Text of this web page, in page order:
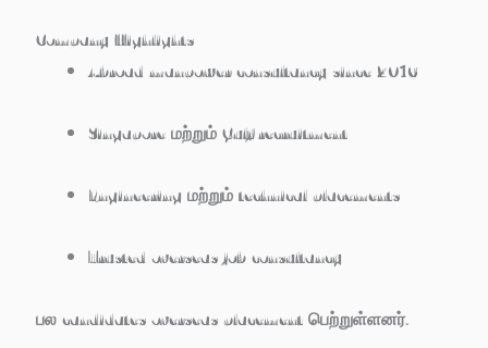
Company Highlights
Abroad manpower consultancy since 2016
Singapore மற்றும் Gulf recruitment
Engineering மற்றும் technical placements
Trusted overseas job consultancy
பல candidates overseas placement பெற்றுள்ளனர்.